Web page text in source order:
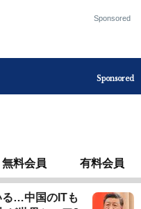
Sponsored
Sponsored
無料会員 有料会員
る…中国のITも